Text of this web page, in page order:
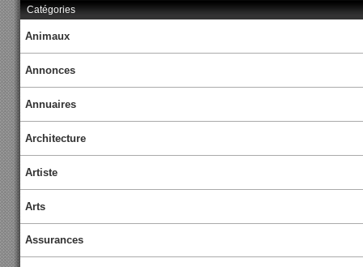
Catégories
Animaux
Annonces
Annuaires
Architecture
Artiste
Arts
Assurances